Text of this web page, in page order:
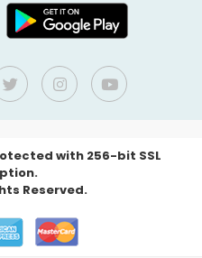
with 256-bit SSL
Reserved.